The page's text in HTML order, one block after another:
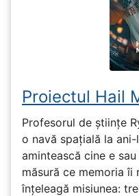
Proiectul Hail
Profesorul de științe
o navă spațială la
amintească cine e
măsură ce memoria îi
înțeleagă misiunea: